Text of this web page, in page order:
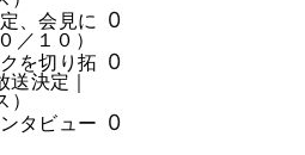
、会見に
／１０）
0
を切り拓
決定｜
0
タビュー 0